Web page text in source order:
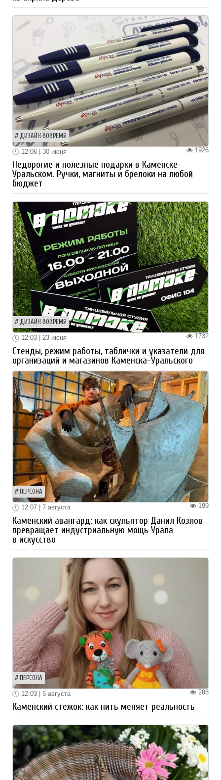
ДИЗАЙН ВОВРЕМЯ
1926
12:06 | 30 июня
Недорогие и полезные подарки в Каменске-
Уральском. Ручки, магниты и брелоки на любой
бюджет
ДИЗАЙН ВОВРЕМЯ
1732
12:03 | 23 июня
Стенды, режим работы, таблички и указатели для
организаций и магазинов Каменска-Уральского
ПЕРСОНА
199
12:07 | 7 августа
Каменский авангард: как скульптор Данил Козлов
превращает индустриальную мощь Урала
в искусство
ПЕРСОНА
288
12:03 | 5 августа
Каменский стежок: как нить меняет реальность